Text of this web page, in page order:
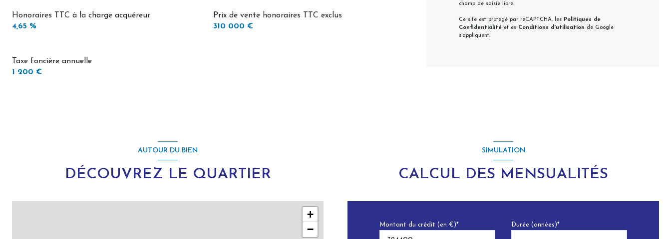
Prix de vente honoraires TTC exclus
310 000 €
Honoraires TTC à la charge acquéreur
4,65 %
Taxe foncière annuelle
1 200 €
champ de saisie libre.
Ce site est protégé par reCAPTCHA, les Politiques de
Confidentialitéet es Conditions d'utilisation de Google
s'appliquent.
AUTOUR DU BIEN
DÉCOUVREZ LE QUARTIER
+
−
SIMULATION
CALCUL DES MENSUALITÉS
Montant du crédit (en €)* Durée (années)*